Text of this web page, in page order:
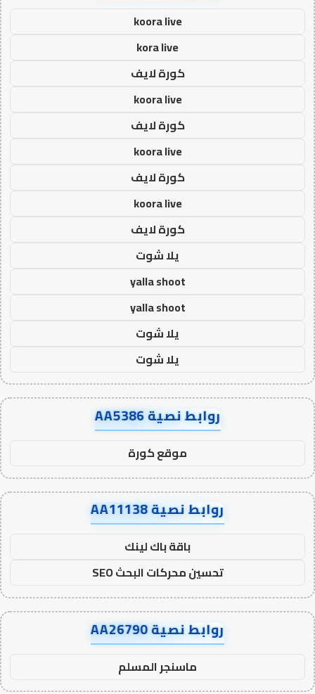
koora live
kora live
كورة لايف
koora live
كورة لايف
koora live
كورة لايف
koora live
كورة لايف
يلا شوت
yalla shoot
yalla shoot
يلا شوت
يلا شوت
روابط نصية AA5386
موقع كورة
روابط نصية AA11138
باقة باك لينك
تحسين محركات البحث SEO
روابط نصية AA26790
ماسنجر المسلم